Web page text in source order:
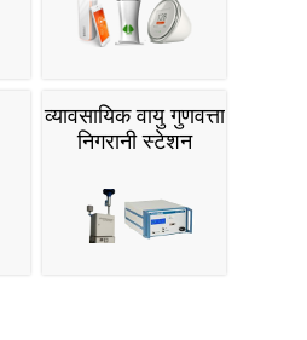
व्यावसायिक वायु गुणवत्ता
निगरानी स्टेशन